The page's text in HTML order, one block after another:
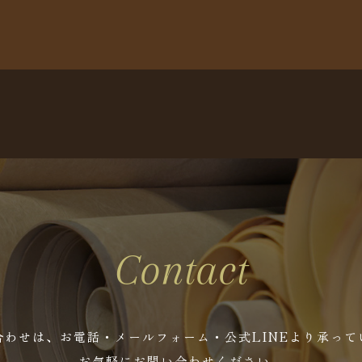
Contact
わせは、お電話・メールフォーム・公式LINEより承って